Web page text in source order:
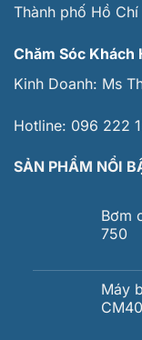
Thành phố Hồ Chí
Chăm Sóc Khách
Kinh Doanh: Ms
Hotline: 096 222
SẢN PHẨM NỔI
Bơm
750
Máy